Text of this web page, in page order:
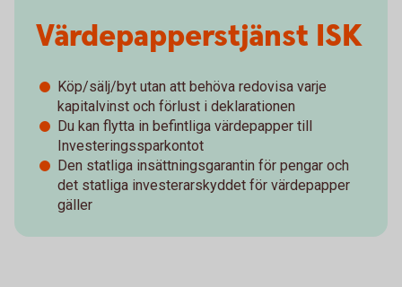
Värdepapperstjänst ISK
Köp/sälj/byt utan att behöva redovisa varje
kapitalvinst och förlust i deklarationen
Du kan flytta in befintliga värdepapper till
Investeringssparkontot
Den statliga insättningsgarantin för pengar och
det statliga investerarskyddet för värdepapper
gäller